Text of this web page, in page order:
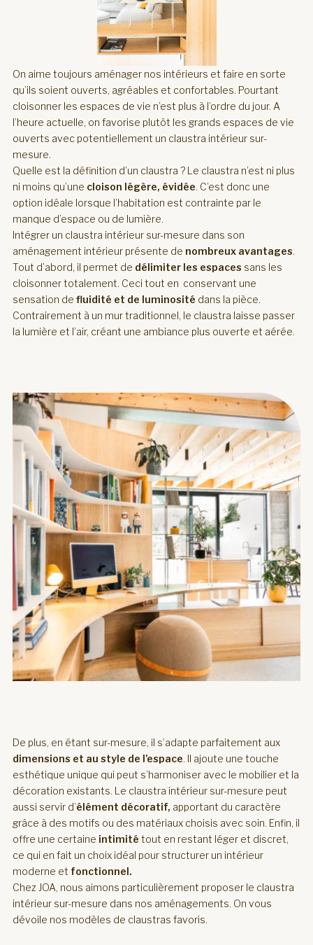
On aime toujours aménager nos intérieurs et faire en sorte
qu’ils soient ouverts, agréables et confortables. Pourtant
cloisonner les espaces de vie n’est plus à l’ordre du jour. A
l’heure actuelle, on favorise plutôt les grands espaces de vie
ouverts avec potentiellement un claustra intérieur sur-
mesure.
Quelle est la définition d’un claustra ? Le claustra n’est ni plus
ni moins qu’une cloison légère, évidée. C’est donc une
option idéale lorsque l’habitation est contrainte par le
manque d’espace ou de lumière.
Intégrer un claustra intérieur sur-mesure dans son
aménagement intérieur présente de nombreux avantages.
Tout d’abord, il permet de délimiter les espaces sans les
cloisonner totalement. Ceci tout en conservant une
sensation de fluidité et de luminosité dans la pièce.
Contrairement à un mur traditionnel, le claustra laisse passer
la lumière et l’air, créant une ambiance plus ouverte et aérée.
De plus, en étant sur-mesure, il s’adapte parfaitement aux
dimensions et au style de l’espace. Il ajoute une touche
esthétique unique qui peut s’harmoniser avec le mobilier et la
décoration existants. Le claustra intérieur sur-mesure peut
aussi servir d’élément décoratif, apportant du caractère
grâce à des motifs ou des matériaux choisis avec soin. Enfin, il
offre une certaine intimité tout en restant léger et discret,
ce qui en fait un choix idéal pour structurer un intérieur
moderne et fonctionnel.
Chez JOA, nous aimons particulièrement proposer le claustra
intérieur sur-mesure dans nos aménagements. On vous
dévoile nos modèles de claustras favoris.